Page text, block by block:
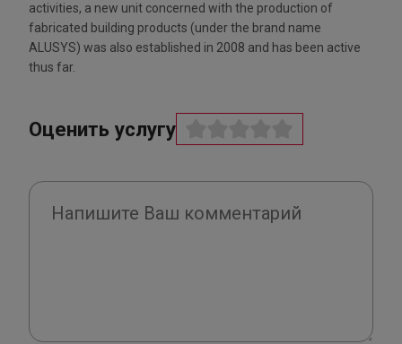
activities, a new unit concerned with the production of
fabricated building products (under the brand name
ALUSYS) was also established in 2008 and has been active
thus far.
Оценить услугу